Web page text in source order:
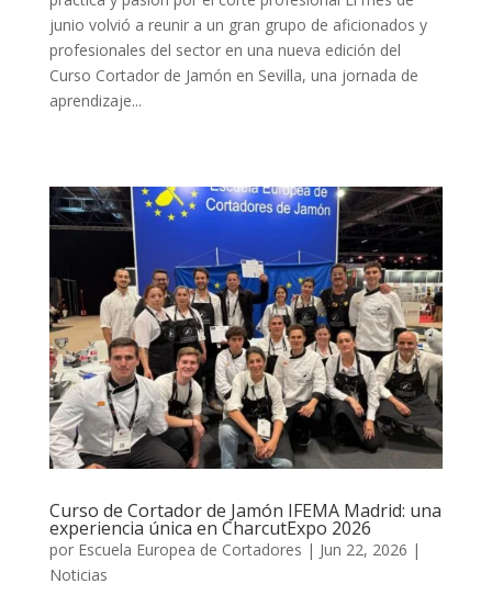
junio volvió a reunir a un gran grupo de aficionados y
profesionales del sector en una nueva edición del
Curso Cortador de Jamón en Sevilla, una jornada de
aprendizaje...
Curso de Cortador de Jamón IFEMA Madrid: una
experiencia única en CharcutExpo 2026
por Escuela Europea de Cortadores | Jun 22, 2026 |
Noticias